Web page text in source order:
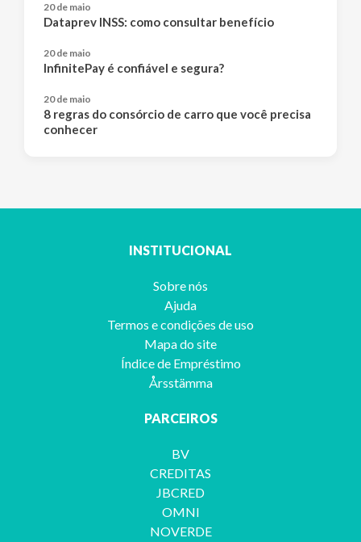
20 de maio
Dataprev INSS: como consultar benefício
20 de maio
InfinitePay é confiável e segura?
20 de maio
8 regras do consórcio de carro que você precisa
conhecer
INSTITUCIONAL
Sobre nós
Ajuda
Termos e condições de uso
Mapa do site
Índice de Empréstimo
Årsstämma
PARCEIROS
BV
CREDITAS
JBCRED
OMNI
NOVERDE